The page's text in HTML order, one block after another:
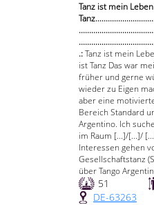
Tanz ist mein
.:Tanz ist mein
ist Tanz Das war
früher und gerne
wieder zu Eigen
aber eine
Bereich Standard
Argentino. Ich
im Raum [...]/[...]/
Interessen gehen
Gesellschaftstanz
über Tango
51
DE-63263